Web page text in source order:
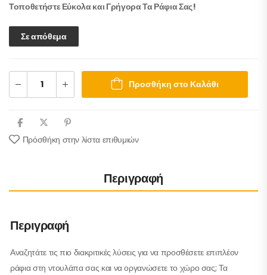
Τοποθετήστε Εύκολα και Γρήγορα Τα Ράφια Σας!
Σε απόθεμα
Προσθήκη στο Καλάθι
Πρόσθήκη στην λίστα επιθυμιών
Περιγραφή
Περιγραφή
Αναζητάτε τις πιο διακριτικές λύσεις για να προσθέσετε επιπλέον
ράφια στη ντουλάπα σας και να οργανώσετε το χώρο σας; Τα